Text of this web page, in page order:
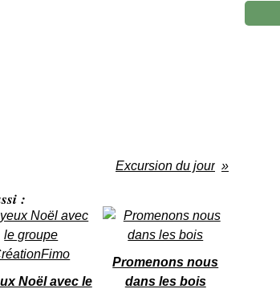
Excursion du jour
:
Noël avec le
Promenons nous
dans les bois